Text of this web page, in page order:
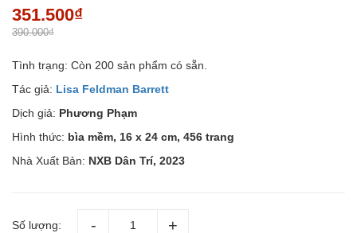
351.500₫
390.000₫
Tình trạng: Còn 200 sản phẩm có sẵn.
Tác giả: Lisa Feldman Barrett
Dịch giả: Phương Phạm
Hình thức: bìa mềm, 16 x 24 cm, 456 trang
Nhà Xuất Bản: NXB Dân Trí, 2023
Số lượng: